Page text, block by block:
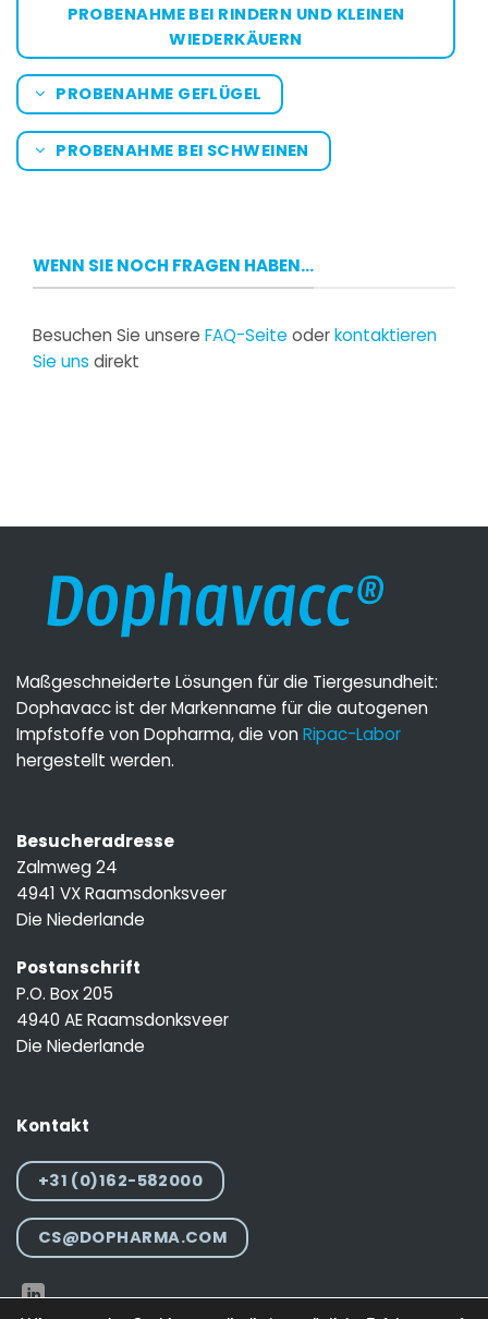
PROBENAHME BEI RINDERN UND KLEINEN
WIEDERKÄUERN
PROBENAHME GEFLÜGEL
PROBENAHME BEI SCHWEINEN
WENN SIE NOCH FRAGEN HABEN...
Besuchen Sie unsere FAQ-Seite oderkontaktieren
Sie uns direkt
Maßgeschneiderte Lösungen für die Tiergesundheit:
Dophavacc ist der Markenname für die autogenen
Impfstoffe von Dopharma, die von Ripac-Labor
hergestellt werden.
Besucheradresse
Zalmweg 24
4941 VX Raamsdonksveer
Die Niederlande
Postanschrift
P.O. Box 205
4940 AE Raamsdonksveer
Die Niederlande
Kontakt
+31 (0)162-582000
CS@DOPHARMA.COM